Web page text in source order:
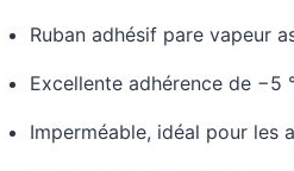
Ruban adhésif pare vapeur
Excellente adhérence de −5
Imperméable, idéal pour les